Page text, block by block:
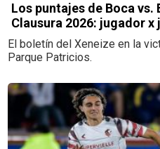
Los puntajes de Boca
Clausura 2026: jugador x
El boletín del Xeneize en la
Parque Patricios.